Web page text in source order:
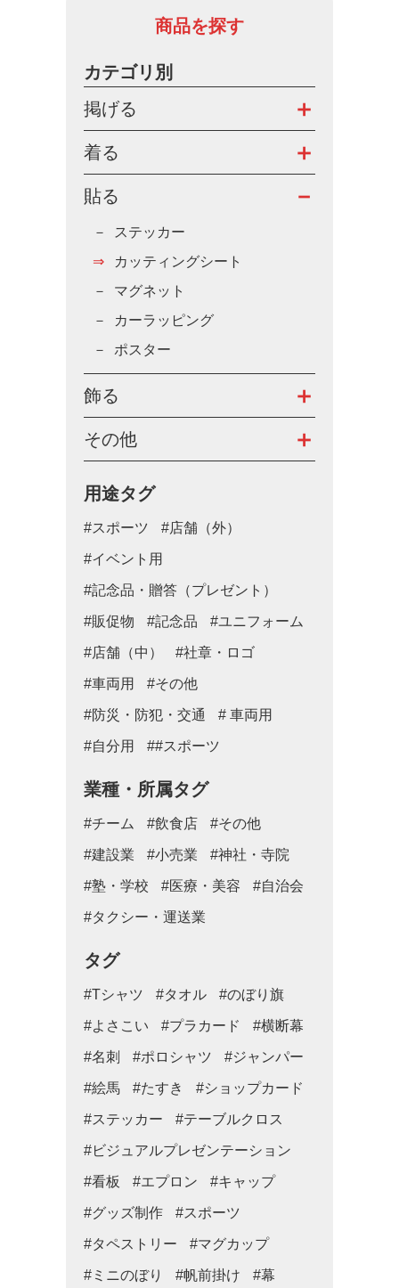
商品を探す
カテゴリ別
掲げる
着る
貼る
ステッカー
カッティングシート
マグネット
カーラッピング
ポスター
飾る
その他
用途タグ
#スポーツ #店舗（外）
#イベント用
#記念品・贈答（プレゼント）
#販促物 #記念品 #ユニフォーム
#店舗（中） #社章・ロゴ
#車両用 #その他
#防災・防犯・交通 # 車両用
#自分用 ##スポーツ
業種・所属タグ
#チーム #飲食店 #その他
#建設業 #小売業 #神社・寺院
#塾・学校 #医療・美容 #自治会
#タクシー・運送業
タグ
#Tシャツ #タオル #のぼり旗
#よさこい #プラカード #横断幕
#名刺 #ポロシャツ #ジャンパー
#絵馬 #たすき #ショップカード
#ステッカー #テーブルクロス
#ビジュアルプレゼンテーション
#看板 #エプロン #キャップ
#グッズ制作 #スポーツ
#タペストリー #マグカップ
#ミニのぼり #帆前掛け #幕